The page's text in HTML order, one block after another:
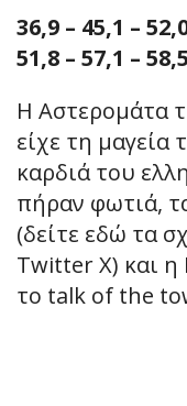
36,9 – 45,1 –
51,8 – 57,1 –
Η Αστερομάτα
είχε τη μαγεία
καρδιά του
πήραν φωτιά,
(δείτε εδώ τα
Twitter X) και η
το talk of the